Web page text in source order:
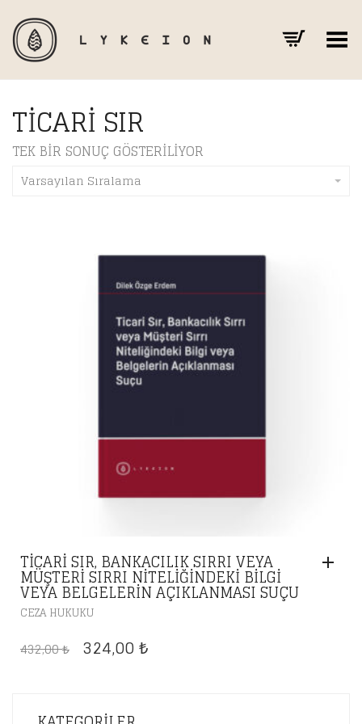
Toggle Menu
TICARI SIR
TEK BIR SONUÇ GÖSTERILIYOR
Varsayılan Sıralama
TICARI SIR, BANKACILIK SIRRI VEYA
MÜŞTERI SIRRI NITELIĞINDEKI BILGI
VEYA BELGELERIN AÇIKLANMASI SUÇU
CEZA HUKUKU
432,00₺ ORIJINAL
324,00 ₺ŞU